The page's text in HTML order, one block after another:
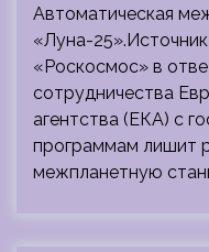
Автоматическая
«Луна-
«Роскосмос» в
сотрудничества
агентства (ЕКА) с
программам лишит
межпланетную